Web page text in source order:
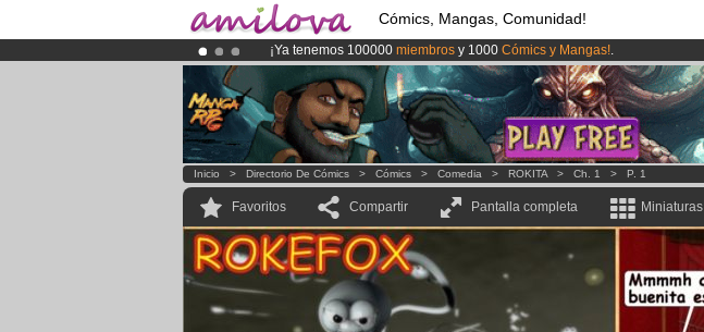
Cómics, Mangas, Comunidad!
¡Ya tenemos 100000 miembros y 1000 Cómics y Mangas!.
¡Conviertete en Premium por3.95 eurosal mes!Hazte Premium ya
El Kickstarter Amilova está desormado lanzado!.
Inicio > Directorio De Cómics > Cómics > Comedia > ROKITA > Ch. 1 > P. 1
Favoritos Compartir Pantalla completa Miniaturas